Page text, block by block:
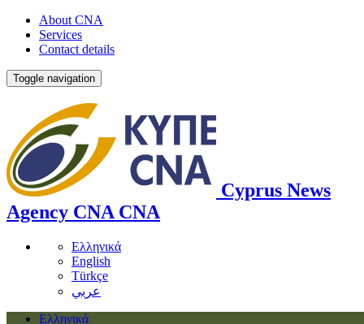
About CNA
Services
Contact details
Toggle navigation
Cyprus News
Agency CNA CNA
Ελληνικά
English
Türkçe
عربي
Ελληνικά